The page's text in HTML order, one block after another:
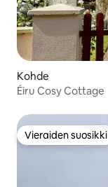
Kohde
Éiru Cosy Cottage
Vieraiden suosikki
Vieraiden suosikki